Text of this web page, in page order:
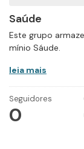
Saúde
Este grupo
mínio Sáude.
leia mais
Seguidores
0